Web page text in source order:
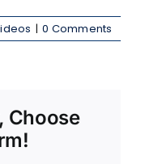
| 0 Comments
Choose